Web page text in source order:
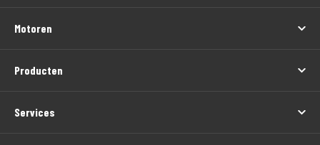
Motoren
Producten
Services